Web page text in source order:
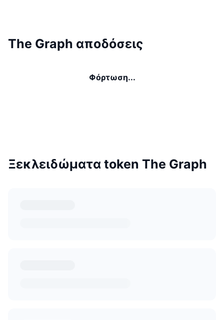
The Graph αποδόσεις
Φόρτωση...
Ξεκλειδώματα token The Graph